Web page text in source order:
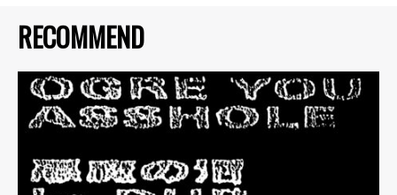
RECOMMEND